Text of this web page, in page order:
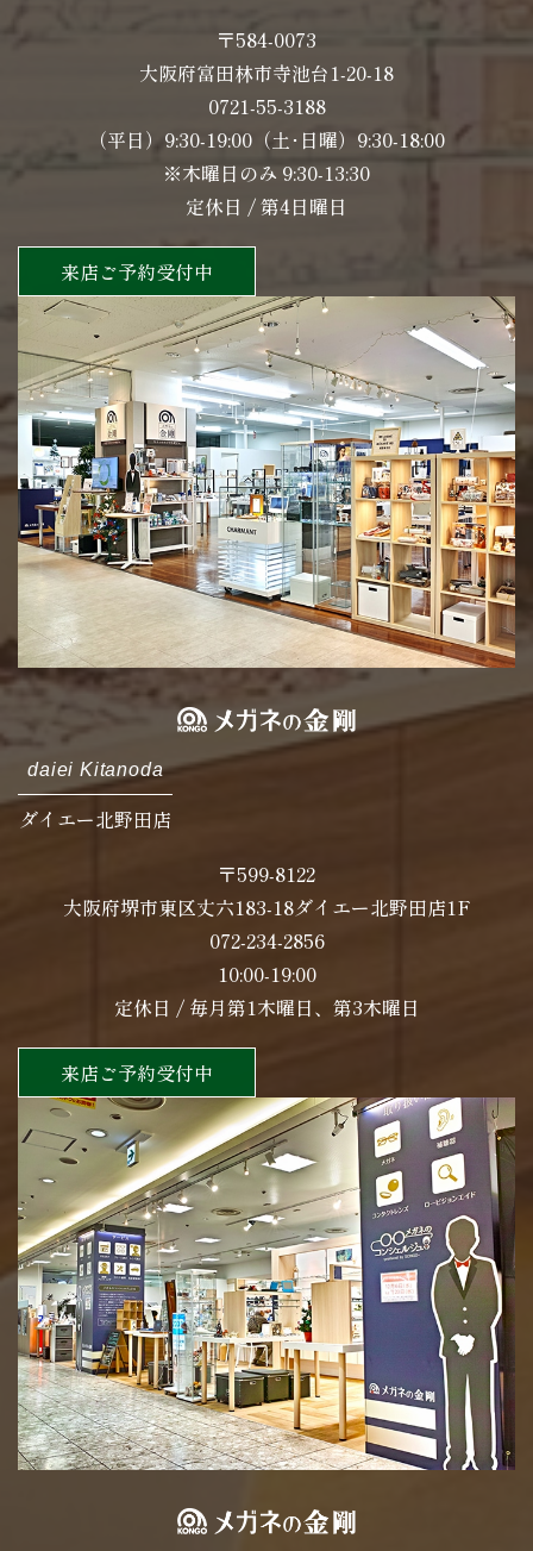
〒584-0073
大阪府富田林市寺池台1-20-18
0721-55-3188
（平日）9:30-19:00（土･日曜）9:30-18:00
※木曜日のみ 9:30-13:30
定休日 / 第4日曜日
来店ご予約受付中
daiei Kitanoda
ダイエー北野田店
〒599-8122
大阪府堺市東区丈六183-18ダイエー北野田店1F
072-234-2856
10:00-19:00
定休日 / 毎月第1木曜日、第3木曜日
来店ご予約受付中